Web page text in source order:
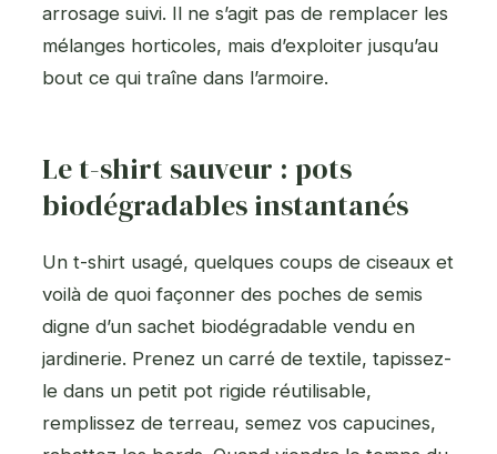
arrosage suivi. Il ne s’agit pas de remplacer les
mélanges horticoles, mais d’exploiter jusqu’au
bout ce qui traîne dans l’armoire.
Le t-shirt sauveur : pots
biodégradables instantanés
Un t-shirt usagé, quelques coups de ciseaux et
voilà de quoi façonner des poches de semis
digne d’un sachet biodégradable vendu en
jardinerie. Prenez un carré de textile, tapissez-
le dans un petit pot rigide réutilisable,
remplissez de terreau, semez vos capucines,